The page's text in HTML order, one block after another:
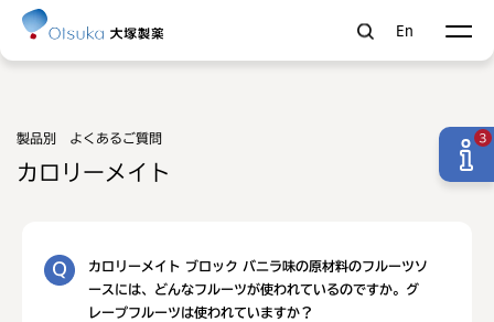
En
製品別 よくあるご質問
カロリーメイト
カロリーメイト ブロック バニラ味の原材料のフルーツソ
ースには、どんなフルーツが使われているのですか。グ
レープフルーツは使われていますか？
3